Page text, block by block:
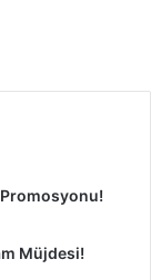
Promosyonu!
Müjdesi!